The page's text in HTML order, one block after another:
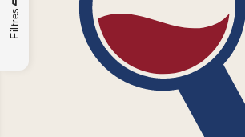
Filtres